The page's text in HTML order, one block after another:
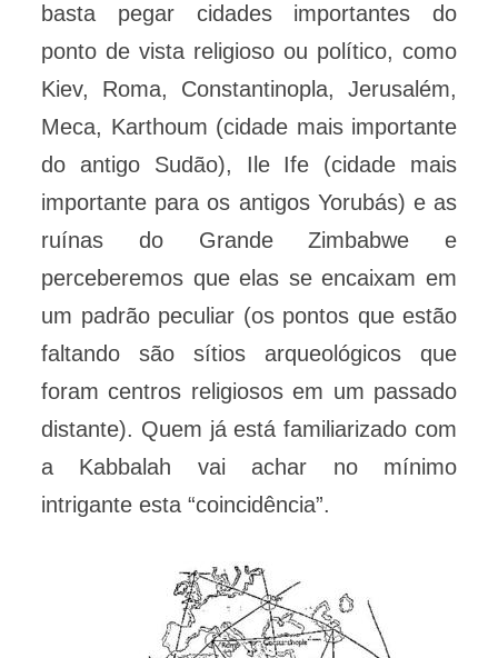
basta pegar cidades importantes do
ponto de vista religioso ou político, como
Kiev, Roma, Constantinopla, Jerusalém,
Meca, Karthoum (cidade mais importante
do antigo Sudão), Ile Ife (cidade mais
importante para os antigos Yorubás) e as
ruínas do Grande Zimbabwe e
perceberemos que elas se encaixam em
um padrão peculiar (os pontos que estão
faltando são sítios arqueológicos que
foram centros religiosos em um passado
distante). Quem já está familiarizado com
a Kabbalah vai achar no mínimo
intrigante esta “coincidência”.